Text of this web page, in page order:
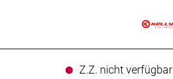
Z.Z. nicht verfügbar